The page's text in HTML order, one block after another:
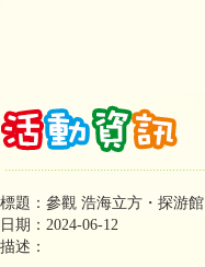
標題：參觀 浩海立方・探游館
日期：2024-06-12
描述：